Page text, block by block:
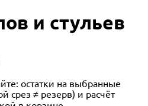
и стульев
остатки на выбранные
срез ≠ резерв) и расчёт